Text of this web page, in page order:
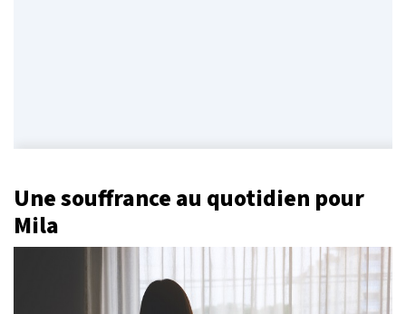
Une souffrance au quotidien pour
Mila